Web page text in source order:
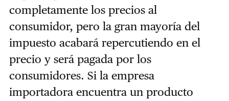
completamente los precios al
consumidor, pero la gran mayoría del
impuesto acabará repercutiendo en el
precio y será pagada por los
consumidores. Si la empresa
importadora encuentra un producto